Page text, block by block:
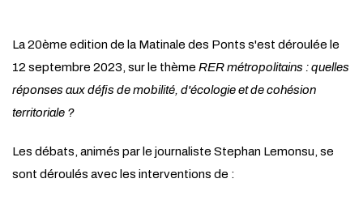
La 20ème edition de la Matinale des Ponts s'est déroulée le
12 septembre 2023, sur le thème RER métropolitains : quelles
réponses aux défis de mobilité, d'écologie et de cohésion
territoriale ?
Les débats, animés par le journaliste Stephan Lemonsu, se
sont déroulés avec les interventions de :